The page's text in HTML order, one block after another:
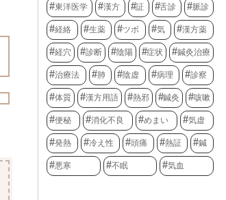
東洋医学 漢方 証 舌診 脈診
経絡 生薬 ツボ 気 漢方薬
経穴 診断 陰陽 症状 鍼灸治療
治療法 肺 陰虚 病理 診察
体質 漢方用語 熱邪 鍼灸 咳嗽
便秘 消化不良 めまい 気虚
発熱 冷え性 頭痛 熱証 鍼
悪寒 不眠 気血